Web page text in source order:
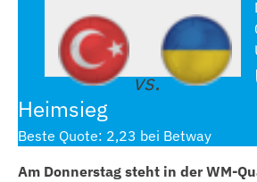
vs.
Heimsieg
Beste Quote: 2,23 bei Betway
Am Donnerstag steht in der WM-